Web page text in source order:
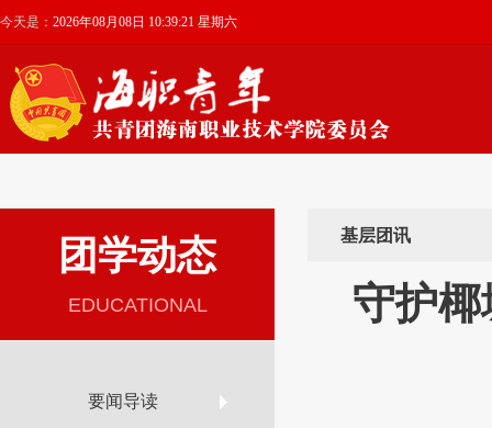
今天是： 2026年08月08日 10:39:21 星期六
团学动态
EDUCATIONAL
要闻导读
基层团讯
守护